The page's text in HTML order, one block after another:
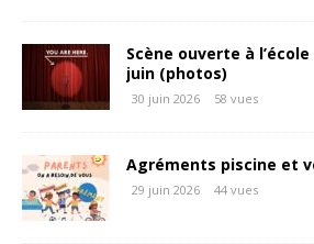
Scène ouverte à
juin (photos)
30 juin 2026 58 vues
Agréments piscine et
29 juin 2026 44 vues